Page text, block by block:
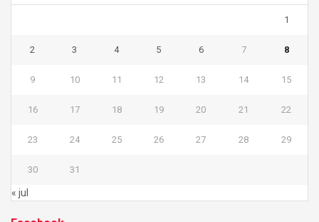
1
2 3 4 5 6 7 8
9 10 11 12 13 14 15
16 17 18 19 20 21 22
23 24 25 26 27 28 29
30 31
« jul